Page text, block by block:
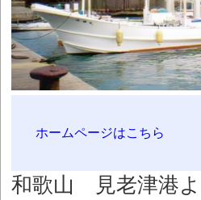
ホームページはこちら
和歌山 見老津港よ